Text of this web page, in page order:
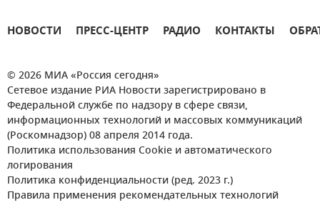
НОВОСТИ ПРЕСС-ЦЕНТР РАДИО КОНТАКТЫ
© 2026 МИА «Россия сегодня»
Сетевое издание РИА Новости зарегистрировано в
Федеральной службе по надзору в сфере связи,
информационных технологий и массовых коммуникаций
(Роскомнадзор) 08 апреля 2014 года.
Политика использования Cookie и автоматического
логирования
Политика конфиденциальности (ред. 2023 г.)
Правила применения рекомендательных технологий